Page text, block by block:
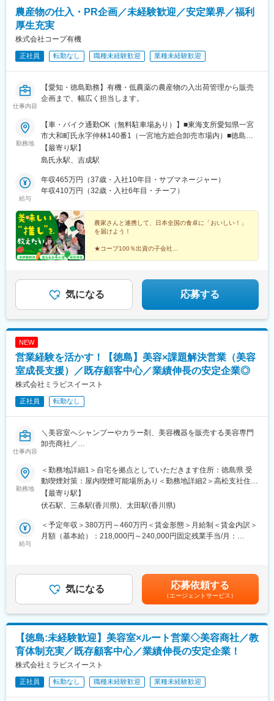
応など）
・試験動物（魚類）の飼育管理および試験データの取得・記録
※試験用魚類については年間約8ヶ月飼育を行い、その期間は給餌
や環境管理なども日常業務に含まれます
■業務内容
・原料・製品のサンプリングおよび理化学試験
・容器・ラベル・包装資材の品質検査
・製造工程におけるバリデーション試験
・GMP関連業務（記録作成、手順書整備、届出対応など）
※魚類は年間約8ヶ月飼育し、その間は給餌や環境管理を行います
■入社後の流れ
OJTおよびバディ制度のもと段階的に習得します。
～半年：規格・ガイドライン理解を深化
～1年：他部署連携や文書改訂にも参画
積めます。
■身につくスキル・キャリア
・GMPに準拠した品質管理運用力
・分析技術およびデータ評価力
資格取得支援もあり、将来的には品質管理責任者や研究開発への
キャリア展開も可能です。
成が可能です。
品質管理として専門性を高めたい方にとって、実務を通じて着実
に成長できる環境です。
変更の範囲：会社の定める業務
農産物の仕入・PR企画／未経験歓迎／安定業界／福利
厚生充実
株式会社コープ有機
正社員 転勤なし 職種未経験歓迎 業種未経験歓迎
仕事内容
【愛知・徳島勤務】有機・低農薬の農産物の入出荷管理から販売
企画まで、幅広く担当します。
勤務地
【車・バイク通勤OK（無料駐車場あり）】■東海支所愛知県一宮
市大和町氏永字仲林140番1（一宮地方総合卸売市場内）■徳島支
所徳島県徳島市川内町平石若松204番地6※受動喫煙対策あり
【最寄り駅】
島氏永駅、吉成駅
給与
年収465万円（37歳・入社10年目・サブマネージャー）
年収410万円（32歳・入社6年目・チーフ）
農家さんと連携して、日本全国の食卓に「おいしい！」
を届けよう！
★コープ100％出資の子会社
★家族手当・住宅手当など多数
気になる 応募する
NEW
営業経験を活かす！【徳島】美容×課題解決営業（美容
室成長支援）／既存顧客中心／業績伸長の安定企業◎
株式会社ミラビスイースト
正社員 転勤なし
仕事内容
＼美容室へシャンプーやカラー剤、美容機器を販売する美容専門
卸売商社／
■業務内容：
理美容室向けのシャンプー・カラー剤・ヘアケア商品・美容機器
などを扱うルート営業をお任せします。
単なる商品販売ではなく、サロンの悩みや目指す姿に寄り添いな
がら、最適な提案・サポートを行う仕事です。
業界未経験の方でも、充実した研修とフォロー体制があるため安
メイン業務は「既存顧客との関係構築」です。定期訪問を行い、
関係性を築いて頂きます。
定期訪問時に新商品のご案内、お困りごとのヒアリング、購入頂
容室の売上アップのためのキャンペーンや新メニューの企画・提
案などを行います。
1日の訪問件数は担当エリアごとにご自身で計画立ててスケジュー
ルを組んで頂きます。
＼1日のスケジュール例／
8:30 業務スタート：朝礼で情報共有をしたり、提案資料の準備を
勤務地
＜勤務地詳細1＞自宅を拠点としていただきます住所：徳島県 受
動喫煙対策：屋内喫煙可能場所あり＜勤務地詳細2＞高松支社住
所：香川県高松市伏石町2086-3 受動喫煙対策：敷地内全面禁煙変
更の範囲：会社の定める事業所
【最寄り駅】
伏石駅、三条駅(香川県)、太田駅(香川県)
給与
＜予定年収＞380万円～460万円＜賃金形態＞月給制＜賃金内訳＞
月額（基本給）：218,000円～240,000円固定残業手当/月：
給与詳細は前職を考慮し、当社規定により決定します。■昇給：年
1回■賞与：年2回（7月、12月） ※賞与想定 2～4.4ヶ月分（月給
「基本給＋固定残業代」で計算）賃金はあくまでも目安の金額で
あり、選考を通じて上下する可能性があります。月給(月額)は固定
手当を含めた表記です。
気になる 応募依頼する
（エージェントサービス）
【徳島:未経験歓迎】美容室×ルート営業◇美容商社／教
育体制充実／既存顧客中心／業績伸長の安定企業！
株式会社ミラビスイースト
正社員 転勤なし 職種未経験歓迎 業種未経験歓迎